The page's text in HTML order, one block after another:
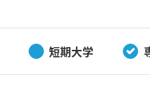
短期大学